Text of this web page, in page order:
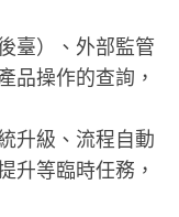
臺）、外部監管
品操作的查詢，
升級、流程自動
升等臨時任務，